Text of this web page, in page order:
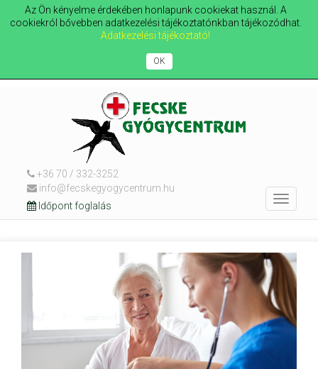
Az Ön kényelme érdekében honlapunk cookiekat használ. A
cookiekról bővebben adatkezelési tájékoztatónkban tájékozódhat.
Adatkezelési tájékoztató!
OK
+36 70 / 332-3252
info@fecskegyogycentrum.hu
Időpont foglalás
Toggle